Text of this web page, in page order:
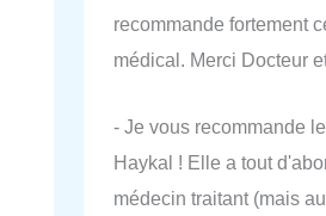
recommande fortement
médical. Merci Docteur
- Je vous recommande
Haykal ! Elle a tout
médecin traitant (mais